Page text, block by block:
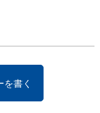
書く